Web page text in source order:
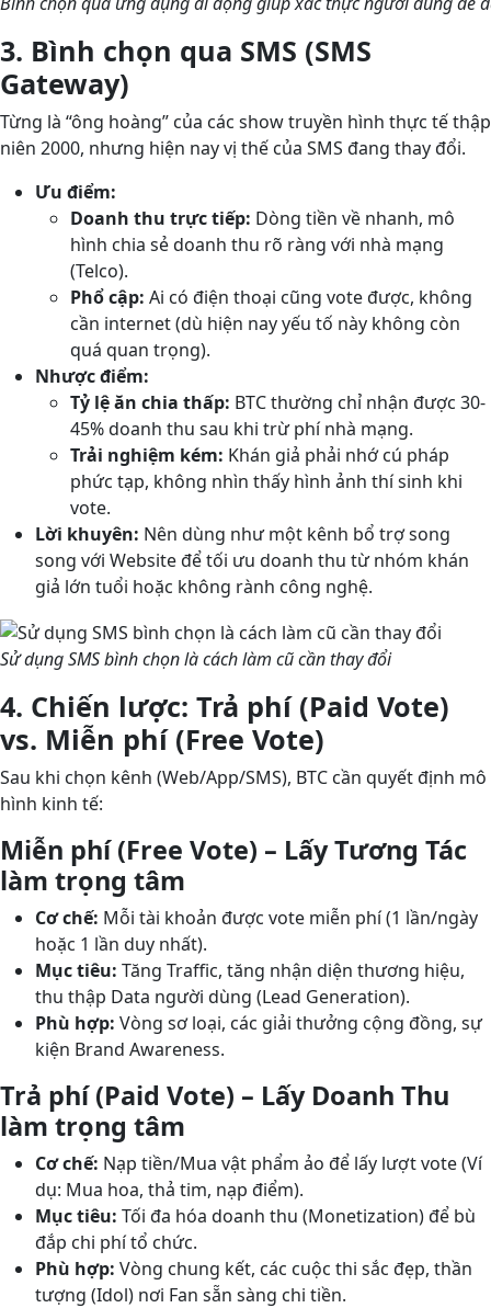
3. Bình chọn qua SMS (SMS
Gateway)
Từng là “ông hoàng” của các show truyền hình thực tế thập
niên 2000, nhưng hiện nay vị thế của SMS đang thay đổi.
Ưu điểm:
Doanh thu trực tiếp: Dòng tiền về nhanh, mô
hình chia sẻ doanh thu rõ ràng với nhà mạng
(Telco).
Phổ cập: Ai có điện thoại cũng vote được, không
cần internet (dù hiện nay yếu tố này không còn
quá quan trọng).
Nhược điểm:
Tỷ lệ ăn chia thấp: BTC thường chỉ nhận được 30-
45% doanh thu sau khi trừ phí nhà mạng.
Trải nghiệm kém: Khán giả phải nhớ cú pháp
phức tạp, không nhìn thấy hình ảnh thí sinh khi
vote.
Lời khuyên: Nên dùng như một kênh bổ trợ song
song với Website để tối ưu doanh thu từ nhóm khán
giả lớn tuổi hoặc không rành công nghệ.
Sử dụng SMS bình chọn là cách làm cũ cần thay đổi
4. Chiến lược: Trả phí (Paid Vote)
vs. Miễn phí (Free Vote)
Sau khi chọn kênh (Web/App/SMS), BTC cần quyết định mô
hình kinh tế:
Miễn phí (Free Vote) – Lấy Tương Tác
làm trọng tâm
Cơ chế: Mỗi tài khoản được vote miễn phí (1 lần/ngày
hoặc 1 lần duy nhất).
Mục tiêu: Tăng Traffic, tăng nhận diện thương hiệu,
thu thập Data người dùng (Lead Generation).
Phù hợp: Vòng sơ loại, các giải thưởng cộng đồng, sự
kiện Brand Awareness.
Trả phí (Paid Vote) – Lấy Doanh Thu
làm trọng tâm
Cơ chế: Nạp tiền/Mua vật phẩm ảo để lấy lượt vote (Ví
dụ: Mua hoa, thả tim, nạp điểm).
Mục tiêu: Tối đa hóa doanh thu (Monetization) để bù
đắp chi phí tổ chức.
Phù hợp: Vòng chung kết, các cuộc thi sắc đẹp, thần
tượng (Idol) nơi Fan sẵn sàng chi tiền.